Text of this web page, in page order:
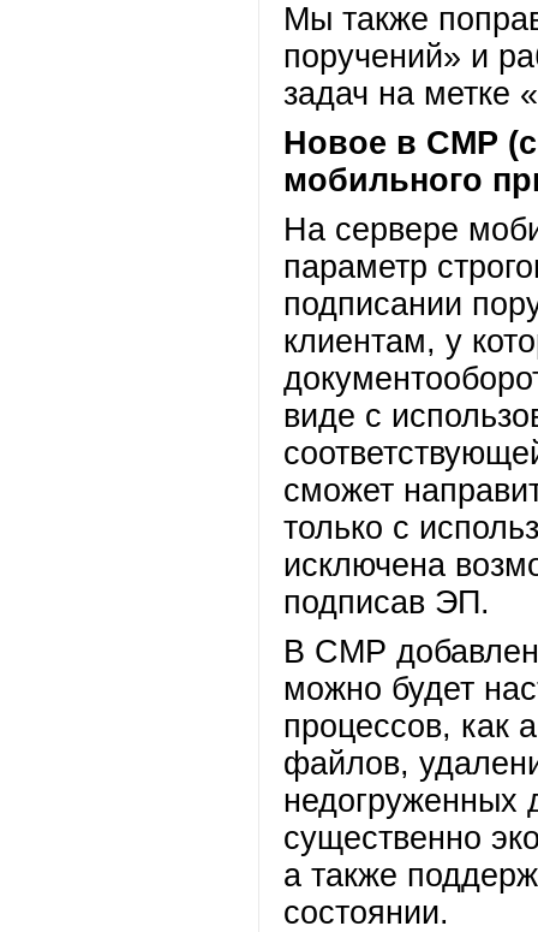
Мы также
поручений» и
задач на метке
Новое в СМР
мобильного
На сервере
параметр
подписании
клиентам, у
виде с
сможет
только с
исключена
подписав ЭП.
В СМР
можно будет
процессов, как
файлов,
недогруженных
существенно
а также
состоянии.